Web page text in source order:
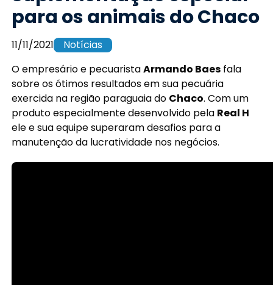
para os animais do Chaco
11/11/2021
Notícias
O empresário e pecuaristaArmando Baes fala
sobre os ótimos resultados em sua pecuária
exercida na região paraguaia do Chaco. Com um
produto especialmente desenvolvido pela Real H
ele e sua equipe superaram desafios para a
manutenção da lucratividade nos negócios.